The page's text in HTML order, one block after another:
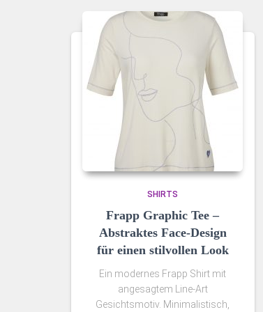
SHIRTS
Frapp Graphic Tee –
Abstraktes Face-Design
für einen stilvollen Look
Ein modernes Frapp Shirt mit
angesagtem Line-Art
Gesichtsmotiv. Minimalistisch,